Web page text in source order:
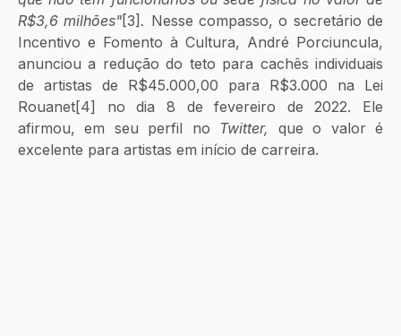
R$3,6 milhões"[3]. Nesse compasso, o secretário de
Incentivo e Fomento à Cultura, André Porciuncula,
anunciou a redução do teto para cachês individuais
de artistas de R$45.000,00 para R$3.000 na Lei
Rouanet[4] no dia 8 de fevereiro de 2022. Ele
afirmou, em seu perfil no Twitter,
que o valor é
excelente para artistas em início de carreira.